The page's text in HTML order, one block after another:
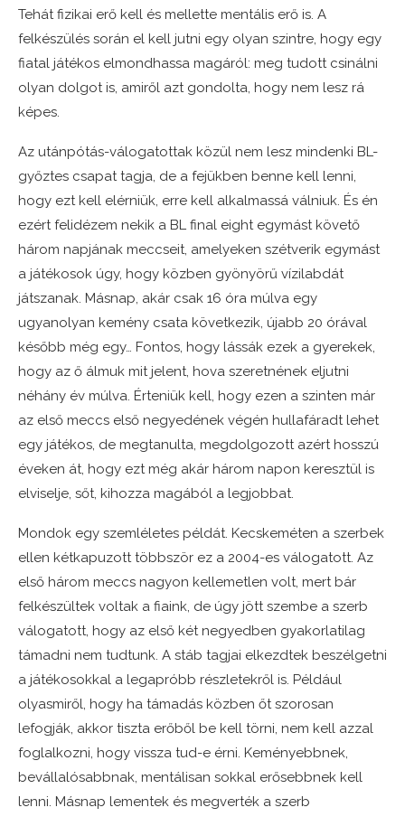
Tehát fizikai erő kell és mellette mentális erő is. A
felkészülés során el kell jutni egy olyan szintre, hogy egy
fiatal játékos elmondhassa magáról: meg tudott csinálni
olyan dolgot is, amiről azt gondolta, hogy nem lesz rá
képes.
Az utánpótás-válogatottak közül nem lesz mindenki BL-
győztes csapat tagja, de a fejükben benne kell lenni,
hogy ezt kell elérniük, erre kell alkalmassá válniuk. És én
ezért felidézem nekik a BL final eight egymást követő
három napjának meccseit, amelyeken szétverik egymást
a játékosok úgy, hogy közben gyönyörű vízilabdát
játszanak. Másnap, akár csak 16 óra múlva egy
ugyanolyan kemény csata következik, újabb 20 órával
később még egy… Fontos, hogy lássák ezek a gyerekek,
hogy az ő álmuk mit jelent, hova szeretnének eljutni
néhány év múlva. Érteniük kell, hogy ezen a szinten már
az első meccs első negyedének végén hullafáradt lehet
egy játékos, de megtanulta, megdolgozott azért hosszú
éveken át, hogy ezt még akár három napon keresztül is
elviselje, sőt, kihozza magából a legjobbat.
Mondok egy szemléletes példát. Kecskeméten a szerbek
ellen kétkapuzott többször ez a 2004-es válogatott. Az
első három meccs nagyon kellemetlen volt, mert bár
felkészültek voltak a fiaink, de úgy jött szembe a szerb
válogatott, hogy az első két negyedben gyakorlatilag
támadni nem tudtunk. A stáb tagjai elkezdtek beszélgetni
a játékosokkal a legapróbb részletekről is. Például
olyasmiről, hogy ha támadás közben őt szorosan
lefogják, akkor tiszta erőből be kell törni, nem kell azzal
foglalkozni, hogy vissza tud-e érni. Keményebbnek,
bevállalósabbnak, mentálisan sokkal erősebbnek kell
lenni. Másnap lementek és megverték a szerb